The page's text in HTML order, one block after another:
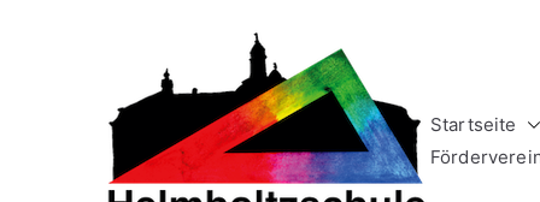
Startseite